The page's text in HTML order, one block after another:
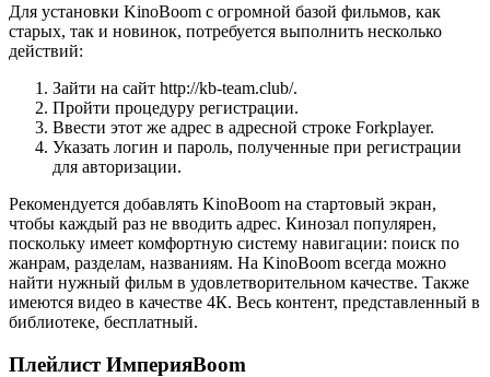
Для установки KinoBoom с огромной базой фильмов, как
старых, так и новинок, потребуется выполнить несколько
действий:
Зайти на сайт http://kb-team.club/.
Пройти процедуру регистрации.
Ввести этот же адрес в адресной строке Forkplayer.
Указать логин и пароль, полученные при регистрации
для авторизации.
Рекомендуется добавлять KinoBoom на стартовый экран,
чтобы каждый раз не вводить адрес. Кинозал популярен,
поскольку имеет комфортную систему навигации: поиск по
жанрам, разделам, названиям. На KinoBoom всегда можно
найти нужный фильм в удовлетворительном качестве. Также
имеются видео в качестве 4К. Весь контент, представленный в
библиотеке, бесплатный.
Плейлист ИмперияBoom